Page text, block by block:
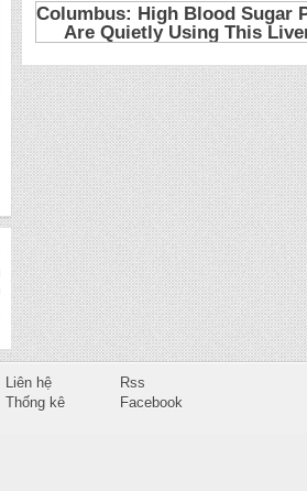
Liên hệ
Thống kê
Rss
Facebook